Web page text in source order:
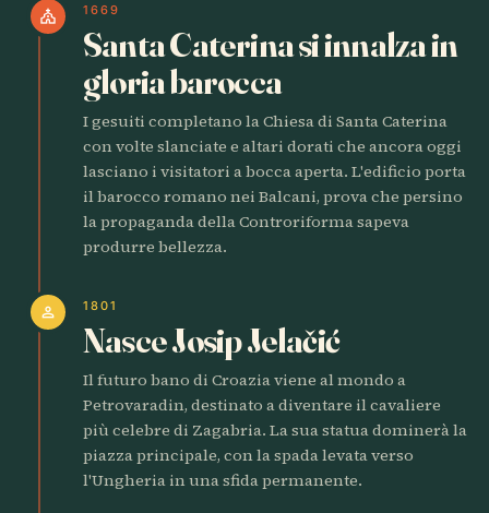
church 1669
Santa Caterina si innalza in
gloria barocca
I gesuiti completano la Chiesa di Santa Caterina
con volte slanciate e altari dorati che ancora oggi
lasciano i visitatori a bocca aperta. L'edificio porta
il barocco romano nei Balcani, prova che persino
la propaganda della Controriforma sapeva
produrre bellezza.
person 1801
Nasce Josip Jelačić
Il futuro bano di Croazia viene al mondo a
Petrovaradin, destinato a diventare il cavaliere
più celebre di Zagabria. La sua statua dominerà la
piazza principale, con la spada levata verso
l'Ungheria in una sfida permanente.